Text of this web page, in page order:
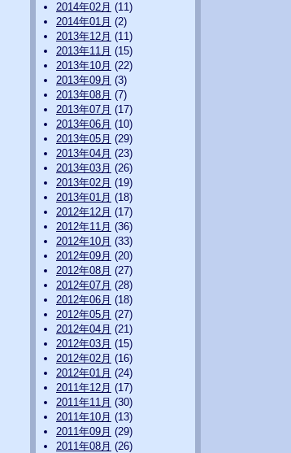
2014年02月 (11)
2014年01月 (2)
2013年12月 (11)
2013年11月 (15)
2013年10月 (22)
2013年09月 (3)
2013年08月 (7)
2013年07月 (17)
2013年06月 (10)
2013年05月 (29)
2013年04月 (23)
2013年03月 (26)
2013年02月 (19)
2013年01月 (18)
2012年12月 (17)
2012年11月 (36)
2012年10月 (33)
2012年09月 (20)
2012年08月 (27)
2012年07月 (28)
2012年06月 (18)
2012年05月 (27)
2012年04月 (21)
2012年03月 (15)
2012年02月 (16)
2012年01月 (24)
2011年12月 (17)
2011年11月 (30)
2011年10月 (13)
2011年09月 (29)
2011年08月 (26)